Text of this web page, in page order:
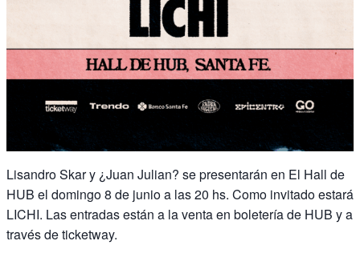
Lisandro Skar y ¿Juan Julian? se presentarán en El Hall de
HUB el domingo 8 de junio a las 20 hs. Como invitado estará
LICHI. Las entradas están a la venta en boletería de HUB y a
través de ticketway.